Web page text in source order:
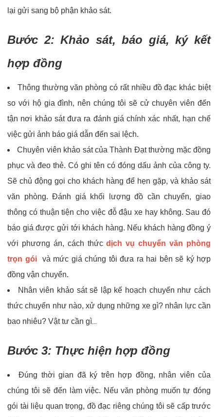
lại gửi sang bộ phận khảo sát.
Bước 2: Khảo sát, báo giá, ký kết
hợp đồng
Thông thường văn phòng có rất nhiều đồ đạc khác biệt
so với hộ gia đình, nên chúng tôi sẽ cử chuyên viên đến
tận nơi khảo sát đưa ra đánh giá chính xác nhất, hạn chế
việc gửi ảnh báo giá dẫn đến sai lệch.
Chuyên viên khảo sát của Thành Đạt thường mặc đồng
phục và đeo thẻ. Có ghi tên có đóng dấu ảnh của công ty.
Sẽ chủ động gọi cho khách hàng để hẹn gặp, và khảo sát
văn phòng. Đánh giá khối lượng đồ cần chuyển, giao
thông có thuận tiện cho việc đỗ đậu xe hay không. Sau đó
báo giá được gửi tới khách hàng. Nếu khách hàng đồng ý
với phương án, cách thứcdịch vụ chuyển văn phòng
trọn gói
và mức giá chúng tôi đưa ra hai bên sẽ ký hợp
đồng vận chuyển.
Nhân viên khảo sát sẽ lập kế hoạch chuyển như cách
thức chuyển như nào, xử dụng những xe gì? nhân lực cần
bao nhiêu? Vật tư cần gì…
Bước 3: Thực hiện hợp đồng
Đúng thời gian đã ký trên hợp đồng, nhân viên của
chúng tôi sẽ đến làm việc. Nếu văn phòng muốn tự đóng
gói tài liệu quan trọng, đồ đạc riêng chúng tôi sẽ cấp trước